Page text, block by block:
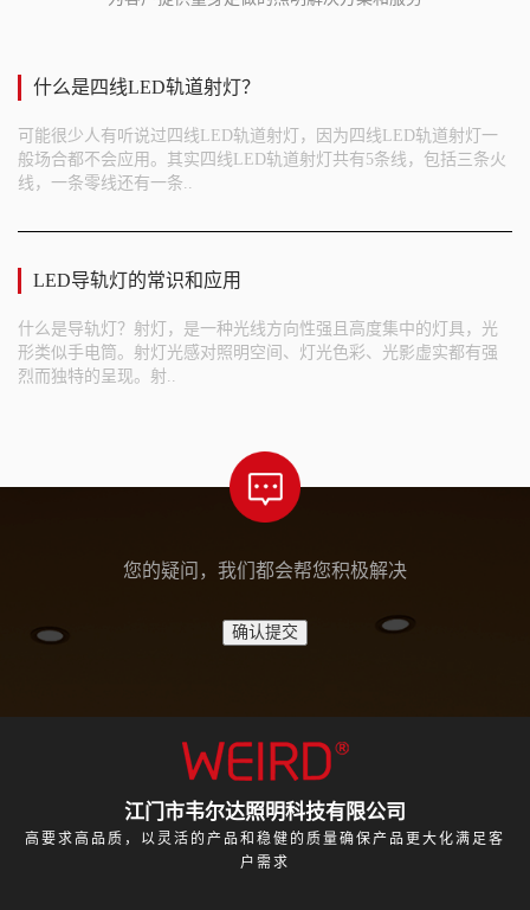
什么是四线LED轨道射灯？
可能很少人有听说过四线LED轨道射灯，因为四线LED轨道射灯一
般场合都不会应用。其实四线LED轨道射灯共有5条线，包括三条火
线，一条零线还有一条..
LED导轨灯的常识和应用
什么是导轨灯？射灯，是一种光线方向性强且高度集中的灯具，光
形类似手电筒。射灯光感对照明空间、灯光色彩、光影虚实都有强
烈而独特的呈现。射..
您的疑问，我们都会帮您积极解决
江门市韦尔达照明科技有限公司
高要求高品质，以灵活的产品和稳健的质量确保产品更大化满足客
户需求